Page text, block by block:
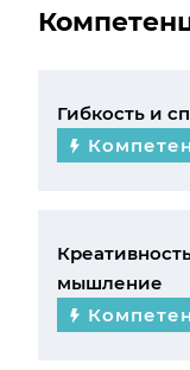
Гибкость и
мышление